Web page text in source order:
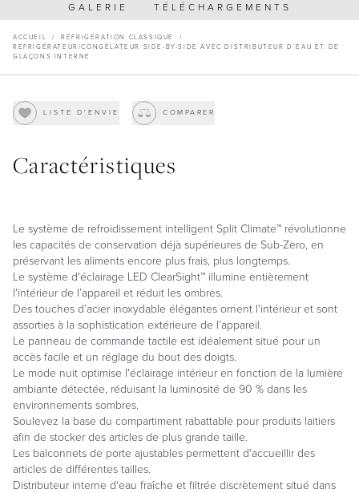
GALERIE TÉLÉCHARGEMENTS
ACCUEIL / RÉFRIGÉRATION CLASSIQUE
/
RÉFRIGÉRATEUR/CONGÉLATEUR SIDE-BY-SIDE AVEC DISTRIBUTEUR D’EAU ET DE
GLAÇONS INTERNE
LISTE D'ENVIE COMPARER
Caractéristiques
Le système de refroidissement intelligent Split Climate™ révolutionne
les capacités de conservation déjà supérieures de Sub-Zero, en
préservant les aliments encore plus frais, plus longtemps.
Le système d'éclairage LED ClearSight™ illumine entièrement
l'intérieur de l’appareil et réduit les ombres.
Des touches d’acier inoxydable élégantes ornent l'intérieur et sont
assorties à la sophistication extérieure de l’appareil.
Le panneau de commande tactile est idéalement situé pour un
accès facile et un réglage du bout des doigts.
Le mode nuit optimise l'éclairage intérieur en fonction de la lumière
ambiante détectée, réduisant la luminosité de 90 % dans les
environnements sombres.
Soulevez la base du compartiment rabattable pour produits laitiers
afin de stocker des articles de plus grande taille.
Les balconnets de porte ajustables permettent d'accueillir des
articles de différentes tailles.
Distributeur interne d‘eau fraîche et filtrée discrètement situé dans